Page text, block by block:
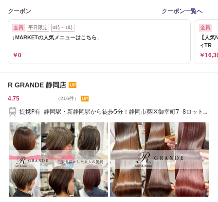
クーポン クーポン一覧へ
全員 平日限定 0時～1時
↓MARKETの人気メニューはこちら↓
￥0
全員
【人
ィTR
￥
R GRANDE 静岡店
4.75 （216件）
提携P有 静岡駅・新静岡駅から徒歩5分！静岡市葵区御幸町7-8ロットラ